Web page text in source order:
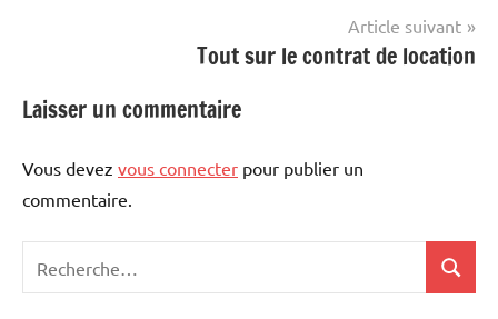
Article suivant
Tout sur le contrat de location
Laisser un commentaire
Vous devez vous connecter pour publier un
commentaire.
pour